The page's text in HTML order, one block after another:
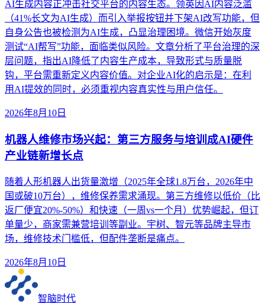
AI生成内容正冲击社交平台的内容生态。领英因AI内容泛滥
（41%长文为AI生成）而引入举报按钮并下架AI改写功能，但
自身公告也被检测为AI生成，凸显治理困境。微信开始灰度
测试“AI帮写”功能，面临类似风险。文章分析了平台治理的深
层问题，指出AI降低了内容生产成本，导致形式与质量脱
钩，平台需重新定义内容价值。对企业AI化的启示是：在利
用AI提效的同时，必须重视内容真实性与用户信任。
2026年8月10日
机器人维修市场兴起：第三方服务与培训成AI硬件
产业链新增长点
随着人形机器人出货量激增（2025年全球1.8万台，2026年中
国或破10万台），维修保养需求涌现。第三方维修以低价（比
返厂便宜20%-50%）和快速（一周vs一个月）优势崛起，但订
单量少，商家需兼营培训等副业。宇树、智元等品牌主导市
场，维修技术门槛低，但配件垄断是痛点。
2026年8月10日
智脑时代